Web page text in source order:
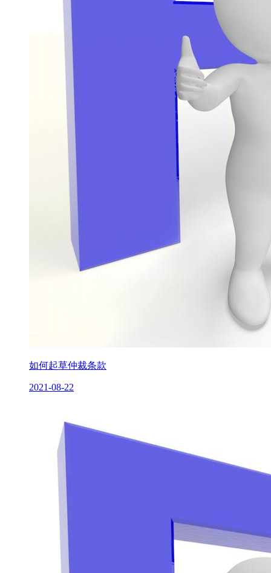
如何起草仲裁条款
2021-08-22